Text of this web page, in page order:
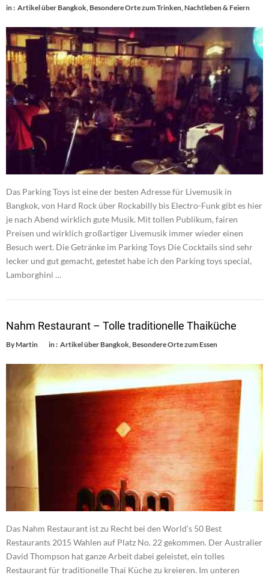
in : Artikel über Bangkok Besondere Orte zum Trinken Nachtleben & Feiern
Das Parking Toys ist eine der besten Adresse für Livemusik in
Bangkok, von Hard Rock über Rockabilly bis Electro-Funk gibt es hier
je nach Abend wirklich gute Musik. Mit tollen Publikum, fairen
Preisen und wirklich großartiger Livemusik immer wieder einen
Besuch wert. Die Getränke im Parking Toys Die Cocktails sind sehr
lecker und gut gemacht, getestet habe ich den Parking toys special,
Lamborghini …
Nahm Restaurant – Tolle traditionelle Thaiküche
ByMartin in : Artikel über Bangkok Besondere Orte zum Essen
Das Nahm Restaurant ist zu Recht bei den World’s 50 Best
Restaurants 2015 Wahlen auf Platz No. 22 gekommen. Der Australier
David Thompson hat ganze Arbeit dabei geleistet, ein tolles
Restaurant für traditionelle Thai Küche zu kreieren. Im unteren